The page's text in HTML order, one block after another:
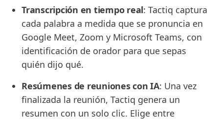
Transcripción en tiempo real: Tactiq captura
cada palabra a medida que se pronuncia en
Google Meet, Zoom y Microsoft Teams, con
identificación de orador para que sepas
quién dijo qué.
Resúmenes de reuniones con IA: Una vez
finalizada la reunión, Tactiq genera un
resumen con un solo clic. Elige entre